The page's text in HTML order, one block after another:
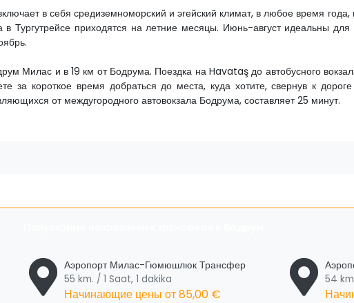
в себя средиземноморский и эгейский климат, в любое время года,
Тургутрейсе приходятся на летние месяцы. Июнь-август идеальны для
Милас и в 19 км от Бодрума. Поездка на Havataş до автобусного
за короткое время добраться до места, куда хотите, свернув к
от междугородного автовокзала Бодрума, составляет 25 минут.
Аэропорт Милас-Гюмюшлюк Трансфер
55 km. / 1 Saat, 1 dakika
Начинающие цены от85,00 €
54